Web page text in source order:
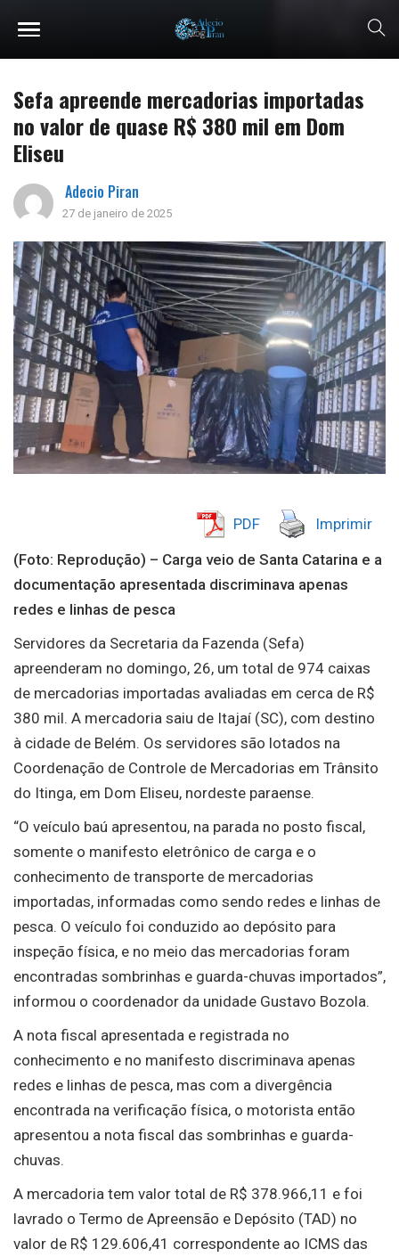
Sefa apreende mercadorias importadas
no valor de quase R$ 380 mil em Dom
Eliseu
Adecio Piran
27 de janeiro de 2025
PDF Imprimir
(Foto: Reprodução) – Carga veio de Santa Catarina e a
documentação apresentada discriminava apenas
redes e linhas de pesca
Servidores da Secretaria da Fazenda (Sefa)
apreenderam no domingo, 26, um total de 974 caixas
de mercadorias importadas avaliadas em cerca de R$
380 mil. A mercadoria saiu de Itajaí (SC), com destino
à cidade de Belém. Os servidores são lotados na
Coordenação de Controle de Mercadorias em Trânsito
do Itinga, em Dom Eliseu, nordeste paraense.
“O veículo baú apresentou, na parada no posto fiscal,
somente o manifesto eletrônico de carga e o
conhecimento de transporte de mercadorias
importadas, informadas como sendo redes e linhas de
pesca. O veículo foi conduzido ao depósito para
inspeção física, e no meio das mercadorias foram
encontradas sombrinhas e guarda-chuvas importados”,
informou o coordenador da unidade Gustavo Bozola.
A nota fiscal apresentada e registrada no
conhecimento e no manifesto discriminava apenas
redes e linhas de pesca, mas com a divergência
encontrada na verificação física, o motorista então
apresentou a nota fiscal das sombrinhas e guarda-
chuvas.
A mercadoria tem valor total de R$ 378.966,11 e foi
lavrado o Termo de Apreensão e Depósito (TAD) no
valor de R$ 129.606,41 correspondente ao ICMS das